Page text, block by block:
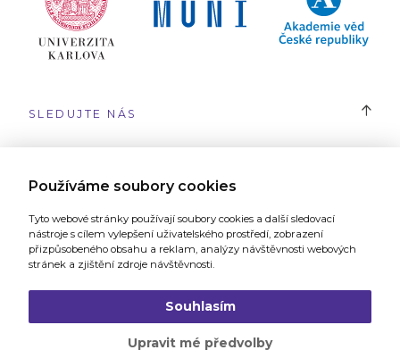
Používáme soubory cookies
Tyto webové stránky používají soubory cookies a další sledovací
nástroje s cílem vylepšení uživatelského prostředí, zobrazení
přizpůsobeného obsahu a reklam, analýzy návštěvnosti webových
stránek a zjištění zdroje návštěvnosti.
Souhlasím
Upravit mé předvolby
SLEDUJTE NÁS
#SYRI